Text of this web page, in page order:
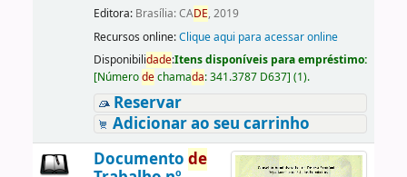
Editora: Brasília: CADE, 2019
Recursos online:Clique aqui para acessar online
Disponibilidade:Itens disponíveis para empréstimo:
[Númerodechamada:341.3787 D637] (1).
Reservar
Adicionar ao seu carrinho
Documento de